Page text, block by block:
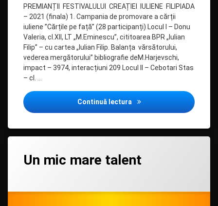
PREMIANȚII FESTIVALULUI CREAȚIEI IULIENE FILIPIADA
– 2021 (finala) 1. Campania de promovare a cărții
iuliene ”Cărțile pe față” (28 participanți) Locul I – Donu
Valeria, cl.XII, LT „M.Eminescu”, cititoarea BPR „Iulian
Filip” – cu cartea „Iulian Filip. Balanța vărsătorului,
vederea mergătorului” bibliografie deM.Harjevschi,
impact – 3974, interacțiuni 209 Locul II – Cebotari Stas
– cl. …
Continuă lectura Rezultatele concursului
Un mic mare talent
Drochia
un
comentariu
mic